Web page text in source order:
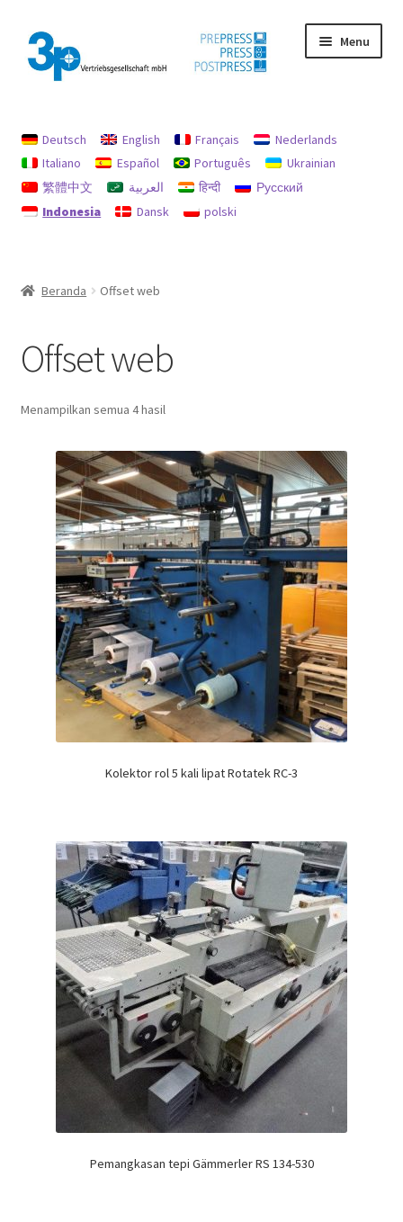
Skip
to
navigation
Skip
to
content
Menu
Akun saya
jejak
perlindungan data
Deutsch English Français
Nederlands
Italiano
Español Português
Ukrainian
繁體中文
العربية हिन्दी
Русский
Indonesia
Dansk polski
Beranda Offset web
Offset web
Menampilkan semua 4 hasil
Kolektor rol 5 kali lipat Rotatek RC-3
Pemangkasan tepi Gämmerler RS 134-530